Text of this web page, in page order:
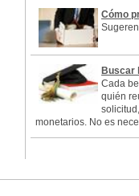
Cómo
Buscar
Cada
quién
monetarios. No es